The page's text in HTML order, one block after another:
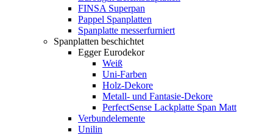
FINSA Superpan
Pappel Spanplatten
Spanplatte messerfurniert
Spanplatten beschichtet
Egger Eurodekor
Weiß
Uni-Farben
Holz-Dekore
Metall- und Fantasie-Dekore
PerfectSense Lackplatte Span Matt
Verbundelemente
Unilin